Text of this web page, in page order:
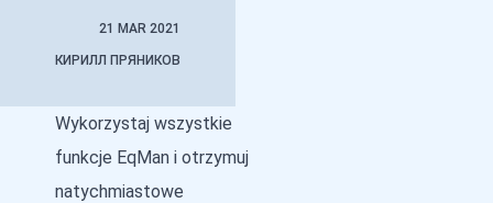
21 MAR 2021
КИРИЛЛ ПРЯНИКОВ
Wykorzystaj wszystkie
funkcje EqMan i otrzymuj
natychmiastowe